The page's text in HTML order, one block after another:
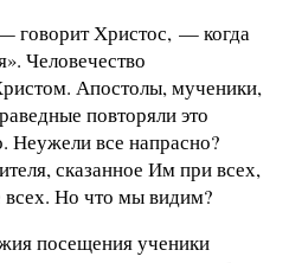
говорит Христос, — когда
Человечество
Апостолы, мученики,
повторяли это
Неужели все напрасно?
сказанное Им при всех,
всех. Но что мы видим?
посещения ученики